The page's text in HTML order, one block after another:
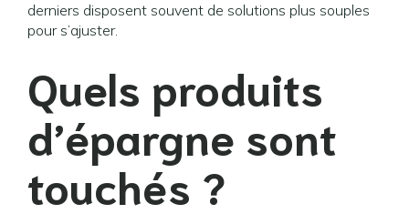
derniers disposent souvent de solutions plus souples
pour s’ajuster.
Quels produits
d’épargne sont
touchés ?